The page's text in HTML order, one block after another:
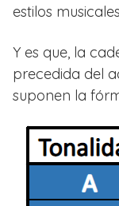
estilos
Y es que, la
precedida del
suponen la